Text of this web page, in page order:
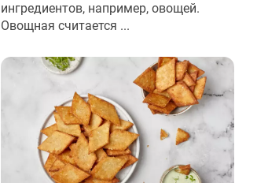
ингредиентов, например, овощей.
Овощная считается ...